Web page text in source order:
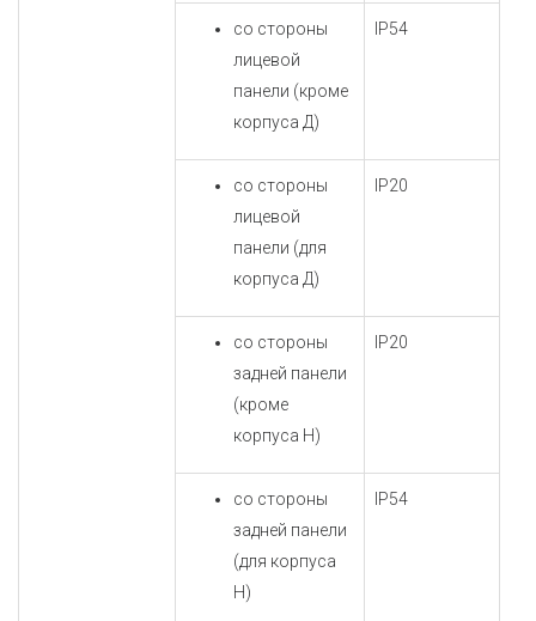
со стороны
лицевой
панели (кроме
корпуса Д)
IP54
со стороны
лицевой
панели (для
корпуса Д)
IP20
со стороны
задней панели
(кроме
корпуса Н)
IP20
со стороны
задней панели
(для корпуса
Н)
IP54